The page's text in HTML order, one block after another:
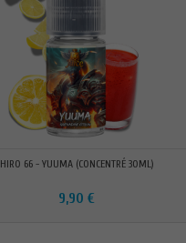
HIRO 66 - YUUMA (CONCENTRÉ 30ML)
9,90 €